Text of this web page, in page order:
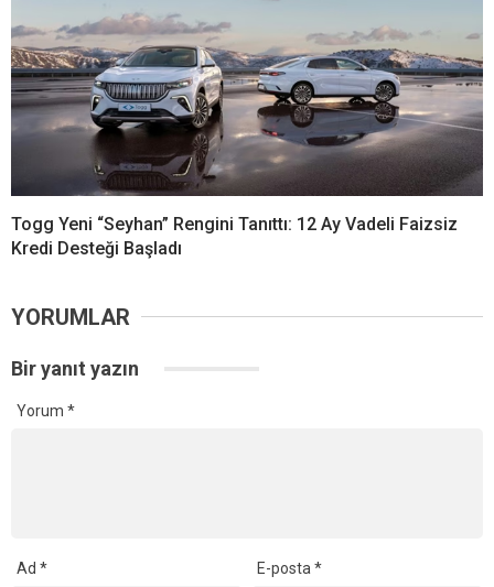
Togg Yeni “Seyhan” Rengini Tanıttı: 12 Ay Vadeli Faizsiz
Kredi Desteği Başladı
YORUMLAR
Bir yanıt yazın
Yorum *
Ad * E-posta*